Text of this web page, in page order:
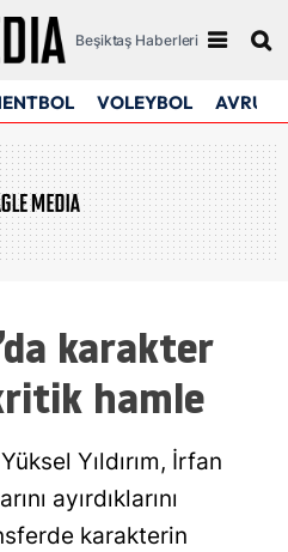
Beşiktaş Haberleri
VOLEYBOL
karakter
hamle
Yıldırım, İrfan
ayırdıklarını
karakterin